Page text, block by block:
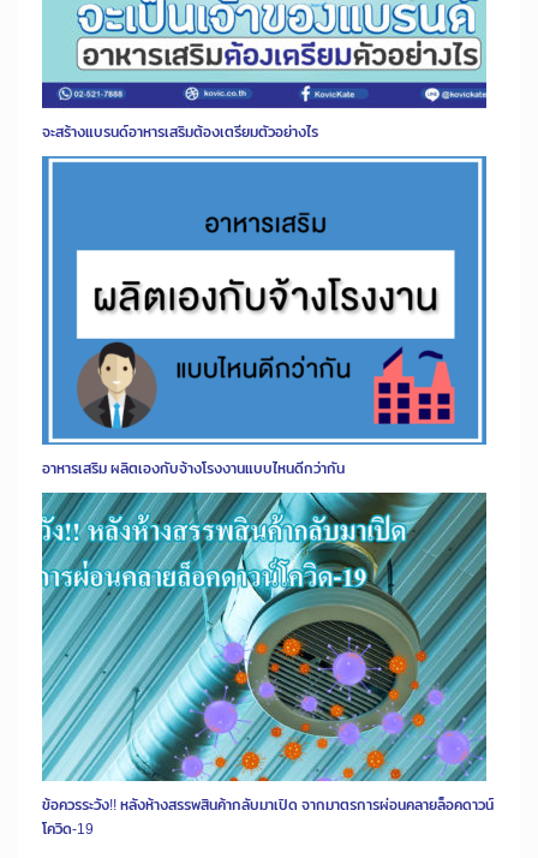
จะสร้างแบรนด์อาหารเสริมต้องเตรียมตัวอย่างไร
อาหารเสริม ผลิตเองกับจ้างโรงงานแบบไหนดีกว่ากัน
ข้อควรระวัง!! หลังห้างสรรพสินค้ากลับมาเปิด จากมาตรการผ่อนคลายล็อคดาวน์
โควิด-19